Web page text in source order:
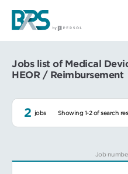
Jobs list of Medical
HEOR / Reimbursement
2 jobs Showing 1-2 of search
Job